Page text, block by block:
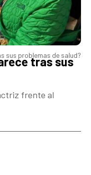
sus problemas de salud?
tras sus
frente al